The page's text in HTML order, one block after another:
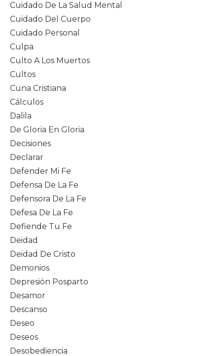
Cuidado De La Salud Mental
Cuidado Del Cuerpo
Cuidado Personal
Culpa
Culto A Los Muertos
Cultos
Cuna Cristiana
Cálculos
Dalila
De Gloria En Gloria
Decisiones
Declarar
Defender Mi Fe
Defensa De La Fe
Defensora De La Fe
Defesa De La Fe
Defiende Tu Fe
Deidad
Deidad De Cristo
Demonios
Depresión Posparto
Desamor
Descanso
Deseo
Deseos
Desobediencia